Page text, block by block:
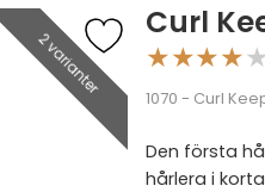
2 varianter
Curl
★★★★★
1070 - Curl
Den första
hårlera i